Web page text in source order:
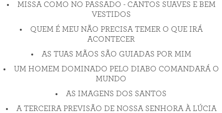
MISSA COMO NO PASSADO - CANTOS SUAVES E BEM
VESTIDOS
QUEM É MEU NÃO PRECISA TEMER O QUE IRÁ
ACONTECER
AS TUAS MÃOS SÃO GUIADAS POR MIM
UM HOMEM DOMINADO PELO DIABO COMANDARÁ O
MUNDO
AS IMAGENS DOS SANTOS
A TERCEIRA PREVISÃO DE NOSSA SENHORA À LÚCIA